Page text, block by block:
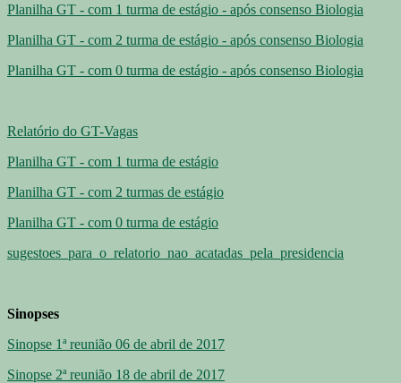
Planilha GT - com 1 turma de estágio - após consenso Biologia
Planilha GT - com 2 turma de estágio - após consenso Biologia
Planilha GT - com 0 turma de estágio - após consenso Biologia
Relatório do GT-Vagas
Planilha GT - com 1 turma de estágio
Planilha GT - com 2 turmas de estágio
Planilha GT - com 0 turma de estágio
sugestoes_para_o_relatorio_nao_acatadas_pela_presidencia
Sinopses
Sinopse 1ª reunião 06 de abril de 2017
Sinopse 2ª reunião 18 de abril de 2017